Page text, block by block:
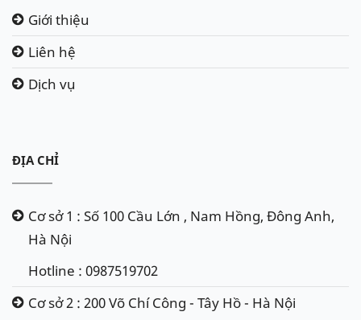
Giới thiệu
Liên hệ
Dịch vụ
ĐỊA CHỈ
Cơ sở 1 : Số 100 Cầu Lớn , Nam Hồng, Đông Anh,
Hà Nội
Hotline : 0987519702
Cơ sở 2 : 200 Võ Chí Công - Tây Hồ - Hà Nội